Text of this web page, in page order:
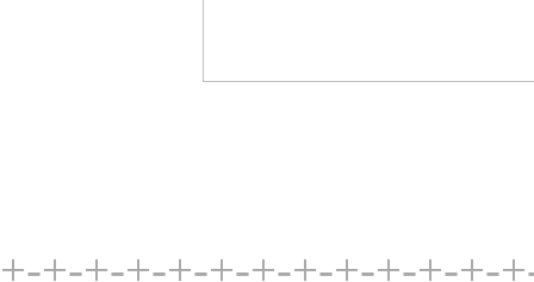
+-+-+-+-+-+-+-+-+-+-+-+-